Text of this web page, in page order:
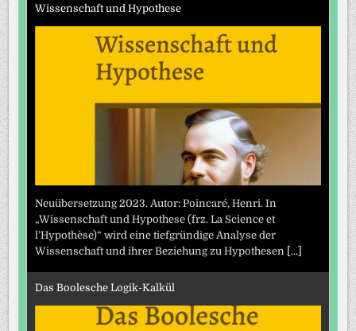
Wissenschaft und Hypothese
Neuübersetzung 2023. Autor: Poincaré, Henri. In
„Wissenschaft und Hypothese (frz. La Science et
l’Hypothèse)“ wird eine tiefgründige Analyse der
Wissenschaft und ihrer Beziehung zu Hypothesen
[...]
Das Boolesche Logik-Kalkül